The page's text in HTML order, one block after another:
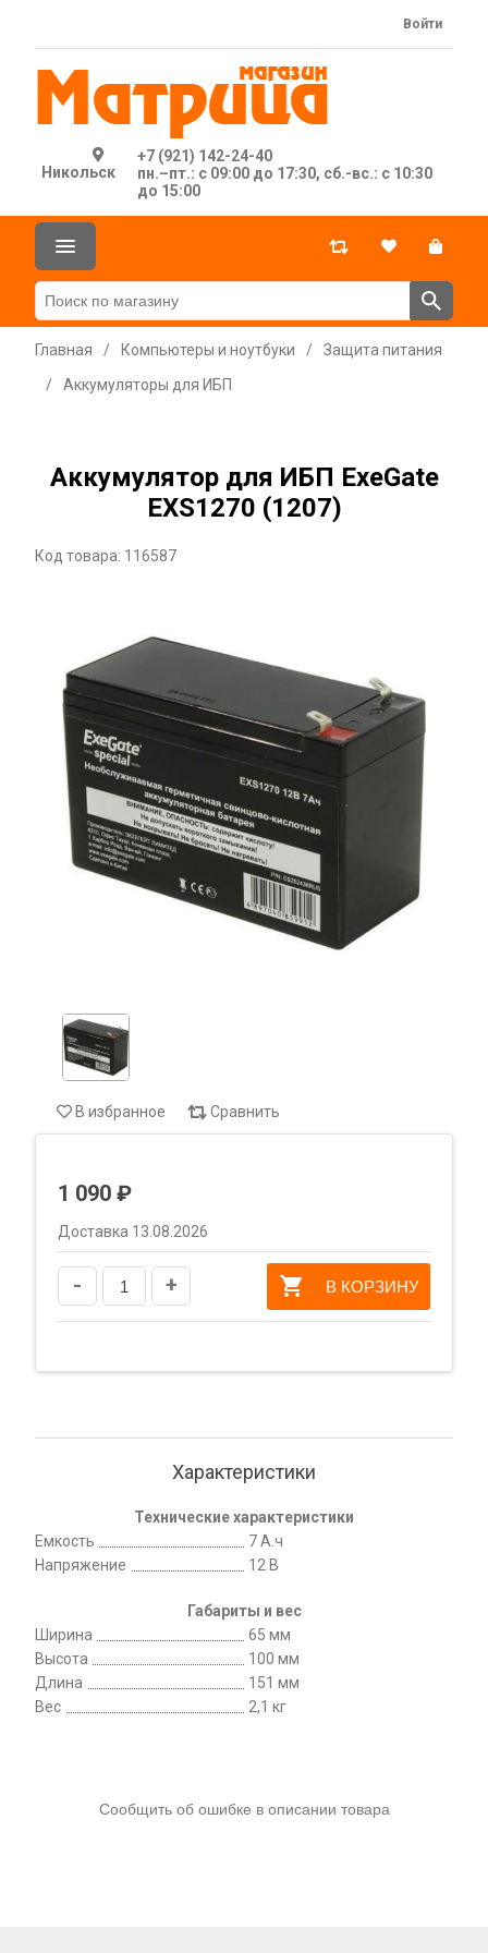
Никольск
+7 (921) 142-24-40
пн.–пт.: с 09:00 до 17:30, сб.-вс.: с 10:30
до 15:00
Войти
Главная / Компьютеры и ноутбуки /
Защита питания
/
Аккумуляторы для ИБП
Аккумулятор для ИБП ExeGate
EXS1270 (1207)
Код товара: 116587
В избранное Сравнить
1 090 ₽
Доставка 13.08.2026
- + В КОРЗИНУ
Характеристики
Технические характеристики
Емкость
7 А.ч
Напряжение
12 В
Габариты и вес
Ширина
65 мм
Высота
100 мм
Длина
151 мм
Вес
2,1 кг
Сообщить об ошибке в описании товара